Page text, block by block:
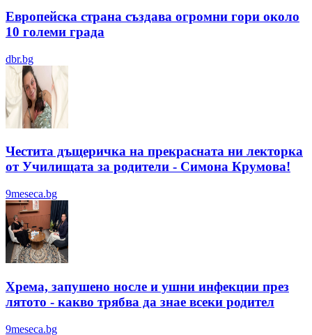
Европейска страна създава огромни гори около
10 големи града
dbr.bg
Честита дъщеричка на прекрасната ни лекторка
от Училищата за родители - Симона Крумова!
9meseca.bg
Хрема, запушено носле и ушни инфекции през
лятотo - какво трябва да знае всеки родител
9meseca.bg